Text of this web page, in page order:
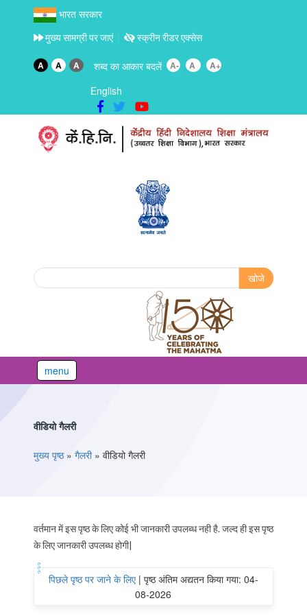
भारत सरकार
मुख्य सामग्री पर जाएं स्क्रीन रीडर एक्सेस
A A A शब्द का आकार बदलें A- A A+
English
Search form
खोजे
menu
वीडियो गैलरी
You are here
मुख्य पृष्ठ» गैलरी» वीडियो गैलरी
वर्तमान में इस पृष्ठ के लिए कोई भी जानकारी उपलब्ध नही है. जल्द ही इस पृष्ठ
के लिए जानकारी उपलब्ध होगी|
पिछले पृष्ठ पर जाने के लिए| पृष्ठ अंतिम अद्यतन किया गया: 04-
08-2026